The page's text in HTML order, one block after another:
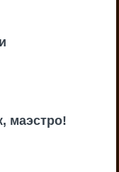
маэстро!